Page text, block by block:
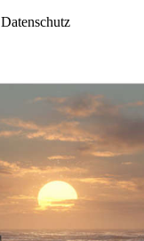
Datenschutz